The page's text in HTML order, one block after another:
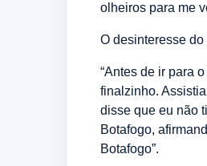
olheiros para me
O desinteresse
“Antes de ir para
finalzinho.
disse que eu não
Botafogo,
Botafogo”.